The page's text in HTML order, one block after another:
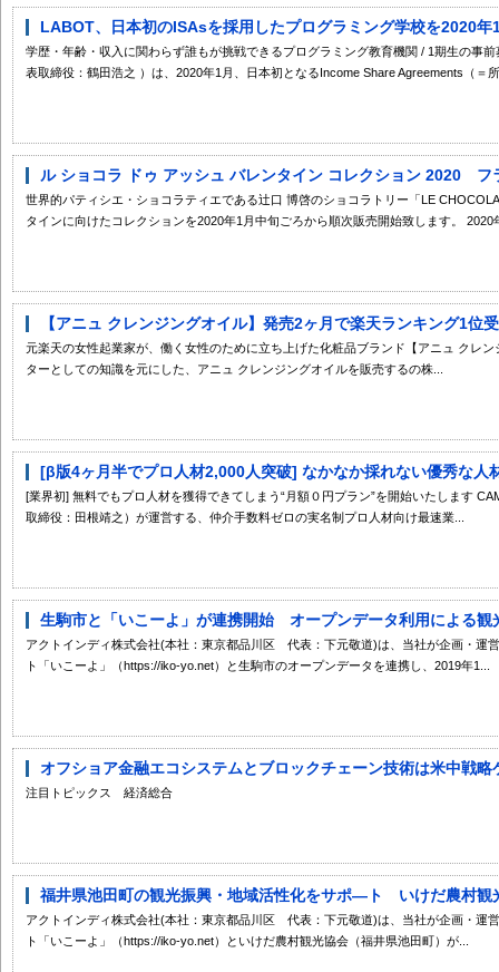
LABOT、日本初のISAsを採用したプログラミング学校を2020年
学歴・年齢・収入に関わらず誰もが挑戦できるプログラミング教育機関 / 1期生の事
表取締役：鶴田浩之 ）は、2020年1月、日本初となるIncome Share Agreements（＝
ル ショコラ ドゥ アッシュ バレンタイン コレクション 2020 フ
世界的パティシエ・ショコラティエである辻口 博啓のショコラトリー「LE
タインに向けたコレクションを2020年1月中旬ごろから順次販売開始致します。 2020
【アニュ クレンジングオイル】発売2ヶ月で楽天ランキング1位
元楽天の女性起業家が、働く女性のために立ち上げた化粧品ブランド【アニュ クレ
ターとしての知識を元にした、アニュ クレンジングオイルを販売するの株...
[β版4ヶ月半でプロ人材2,000人突破] なかなか採れない優秀な人
[業界初] 無料でもプロ人材を獲得できてしまう“月額０円プラン”を開始いたします
取締役：田根靖之）が運営する、仲介手数料ゼロの実名制プロ人材向け最速業...
生駒市と「いこーよ」が連携開始 オープンデータ利用による観
アクトインディ株式会社(本社：東京都品川区 代表：下元敬道)は、当社が企画・運
ト「いこーよ」（https://iko-yo.net）と生駒市のオープンデータを連携し、2019年1...
オフショア金融エコシステムとブロックチェーン技術は米中戦略
注目トピックス 経済総合
福井県池田町の観光振興・地域活性化をサポ―ト いけだ農村観
アクトインディ株式会社(本社：東京都品川区 代表：下元敬道)は、当社が企画・運
ト「いこーよ」（https://iko-yo.net）といけだ農村観光協会（福井県池田町）が...